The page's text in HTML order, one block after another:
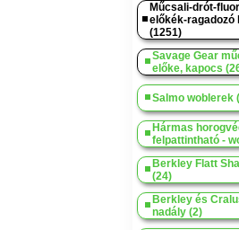
Műcsali-drót-
előkék-ragadozó
(1251)
Savage Gear
előke, kapocs
Salmo woblerek
Hármas
felpattintható -
Berkley Flatt
(24)
Berkley és
nadály (2)